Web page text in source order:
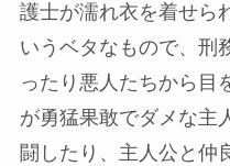
護士が濡れ衣を着せら
いうベタなもので、刑
ったり悪人たちから目
が勇猛果敢でダメな主
闘したり、主人公と仲